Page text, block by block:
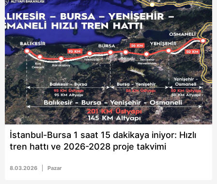
İstanbul-Bursa 1 saat 15 dakikaya iniyor: Hızlı
tren hattı ve 2026-2028 proje takvimi
8.03.2026 Pazar